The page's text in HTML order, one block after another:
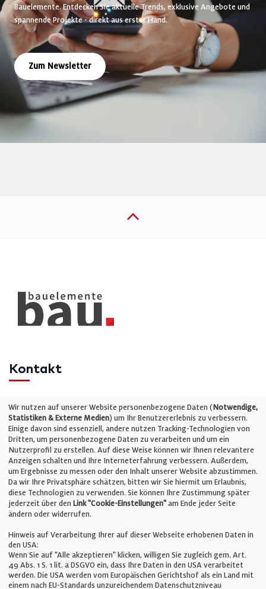
Bauelemente. Entdecken Sie aktuelle Trends, exklusive Angebote und
spannende Projekte - direkt aus erster Hand.
Zum Newsletter
Kontakt
Telefon: +49 (0)711 2585563-0
E-Mail:info@bauelemente-bau.eu
Unternehmen
Impressum
Cookie-Einstellungen
Wir nutzen auf unserer Website personenbezogene Daten (Notwendige,
Statistiken & Externe Medien) um Ihr Benutzererlebnis zu verbessern.
Einige davon sind essenziell, andere nutzen Tracking-Technologien von
Dritten, um personenbezogene Daten zu verarbeiten und um ein
Nutzerprofil zu erstellen. Auf diese Weise können wir Ihnen relevantere
Anzeigen schalten und Ihre Interneterfahrung verbessern. Außerdem,
um Ergebnisse zu messen oder den Inhalt unserer Website abzustimmen.
Da wir Ihre Privatsphäre schätzen, bitten wir Sie hiermit um Erlaubnis,
diese Technologien zu verwenden. Sie können Ihre Zustimmung später
jederzeit über den Link "Cookie-Einstellungen" am Ende jeder Seite
ändern oder widerrufen.
Hinweis auf Verarbeitung Ihrer auf dieser Webseite erhobenen Daten in
den USA:
Wenn Sie auf "Alle akzeptieren" klicken, willigen Sie zugleich gem. Art.
49 Abs. 1 S. 1 lit. a DSGVO ein, dass Ihre Daten in den USA verarbeitet
werden. Die USA werden vom Europäischen Gerichtshof als ein Land mit
einem nach EU-Standards unzureichendem Datenschutzniveau